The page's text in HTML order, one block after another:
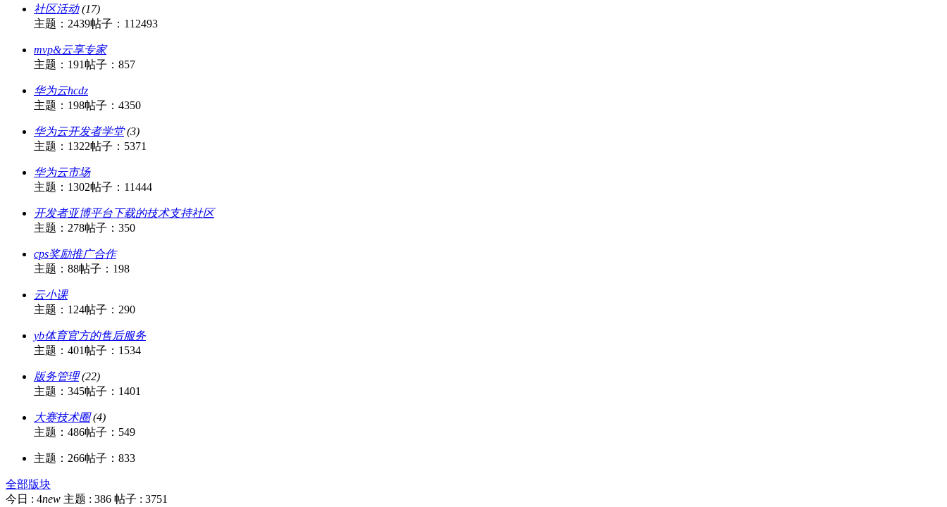
社区活动 (17)
主题：2439帖子：112493
mvp&云享专家
主题：191帖子：857
华为云hcdz
主题：198帖子：4350
华为云开发者学堂 (3)
主题：1322帖子：5371
华为云市场
主题：1302帖子：11444
开发者亚博平台下载的技术支持社区
主题：278帖子：350
cps奖励推广合作
主题：88帖子：198
云小课
主题：124帖子：290
yb体育官方的售后服务
主题：401帖子：1534
版务管理 (22)
主题：345帖子：1401
大赛技术圈 (4)
主题：486帖子：549
主题：266帖子：833
全部版块
今日 : 4new 主题 : 386 帖子 : 3751